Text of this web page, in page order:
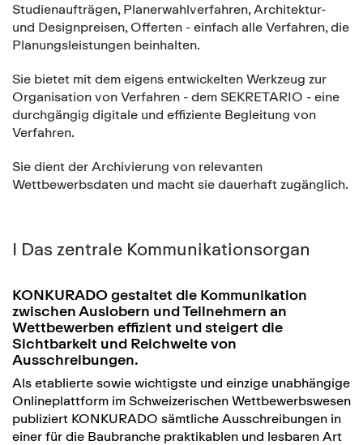
Studienaufträgen, Planerwahlverfahren, Architektur-
und Designpreisen, Offerten - einfach alle Verfahren, die
Planungsleistungen beinhalten.
Sie bietet mit dem eigens entwickelten Werkzeug zur
Organisation von Verfahren - dem SEKRETARIO - eine
durchgängig digitale und effiziente Begleitung von
Verfahren.
Sie dient der Archivierung von relevanten
Wettbewerbsdaten und macht sie dauerhaft zugänglich.
I Das zentrale Kommunikationsorgan
KONKURADO gestaltet die Kommunikation
zwischen Auslobern und Teilnehmern an
Wettbewerben effizient und steigert die
Sichtbarkeit und Reichweite von
Ausschreibungen.
Als etablierte sowie wichtigste und einzige unabhängige
Onlineplattform im Schweizerischen Wettbewerbswesen
publiziert KONKURADO sämtliche Ausschreibungen in
einer für die Baubranche praktikablen und lesbaren Art